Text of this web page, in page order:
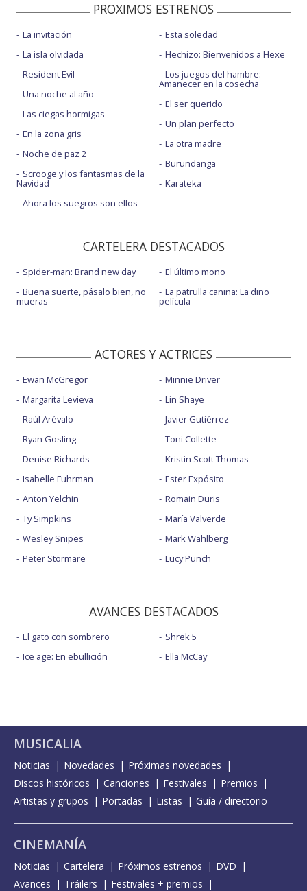
PROXIMOS ESTRENOS
La invitación
La isla olvidada
Resident Evil
Una noche al año
Las ciegas hormigas
En la zona gris
Noche de paz 2
Scrooge y los fantasmas de la
Navidad
Ahora los suegros son ellos
Esta soledad
Hechizo: Bienvenidos a Hexe
Los juegos del hambre:
Amanecer en la cosecha
El ser querido
Un plan perfecto
La otra madre
Burundanga
Karateka
CARTELERA DESTACADOS
Spider-man: Brand new day
Buena suerte, pásalo bien, no
mueras
El último mono
La patrulla canina: La dino
película
ACTORES Y ACTRICES
Ewan McGregor
Margarita Levieva
Raúl Arévalo
Ryan Gosling
Denise Richards
Isabelle Fuhrman
Anton Yelchin
Ty Simpkins
Wesley Snipes
Peter Stormare
Minnie Driver
Lin Shaye
Javier Gutiérrez
Toni Collette
Kristin Scott Thomas
Ester Expósito
Romain Duris
María Valverde
Mark Wahlberg
Lucy Punch
AVANCES DESTACADOS
El gato con sombrero
Ice age: En ebullición
Shrek 5
Ella McCay
MUSICALIA
Noticias Novedades
Próximas novedades
Discos históricos
Canciones Festivales
Premios
Artistas y grupos
Portadas Listas Guía / directorio
CINEMANÍA
Noticias Cartelera Próximos estrenos
DVD
Avances
Tráilers Festivales + premios